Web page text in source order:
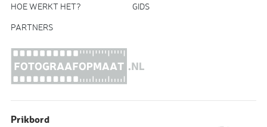
HOE WERKT HET? GIDS
PARTNERS
Prikbord